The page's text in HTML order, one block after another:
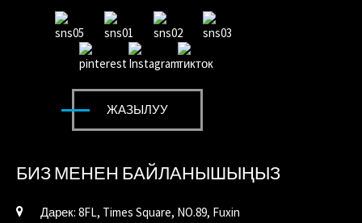
ЖАЗЫЛУУ
БИЗ МЕНЕН БАЙЛАНЫШЫҢЫЗ
Дарек: 8FL, Times Square, NO.89, Fuxin